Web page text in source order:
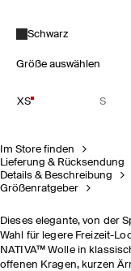
Schwarz
Größe auswählen
XS S
Im Store finden
Lieferung & Rücksendung
Details & Beschreibung
Größenratgeber
Dieses elegante, von der
Wahl für legere Freizeit-
NATIVA™ Wolle in
offenen Kragen, kurzen